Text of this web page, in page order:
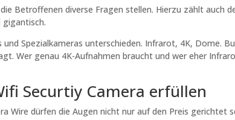
Betroffenen diverse Fragen stellen. Hierzu zählt auch
gigantisch.
Spezialkameras unterschieden. Infrarot, 4K, Dome.
Wer genau 4K-Aufnahmen braucht und wer eher
Securtiy Camera erfüllen
Wire dürfen die Augen nicht nur auf den Preis gerichtet